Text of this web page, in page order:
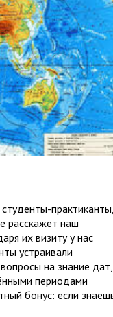
расскажет наш
их визиту у нас
устраивали
на знание дат,
периодами
бонус: если